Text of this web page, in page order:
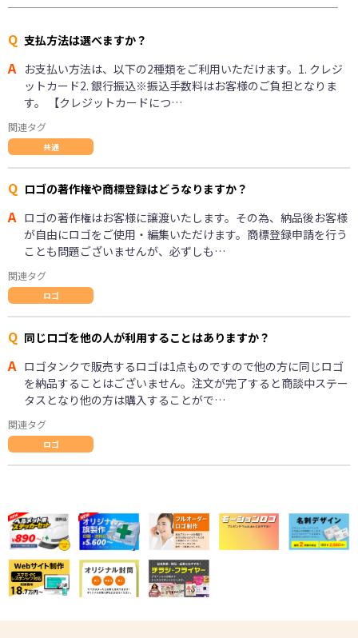
Q 支払方法は選べますか？
A お支払い方法は、以下の2種類をご利用いただけます。1. クレジ
ットカード2. 銀行振込※振込手数料はお客様のご負担となりま
す。 【クレジットカードにつ…
関連タグ
共通
Q ロゴの著作権や商標登録はどうなりますか？
A ロゴの著作権はお客様に譲渡いたします。その為、納品後お客様
が自由にロゴをご使用・編集いただけます。商標登録申請を行う
ことも問題ございませんが、必ずしも…
関連タグ
ロゴ
Q 同じロゴを他の人が利用することはありますか？
A ロゴタンクで販売するロゴは1点ものですので他の方に同じロゴ
を納品することはございません。注文が完了すると商談中ステー
タスとなり他の方は購入することがで…
関連タグ
ロゴ